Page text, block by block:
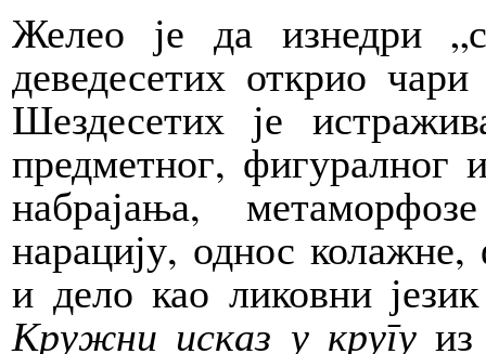
Желео је да изнедри
деведесетих открио
Шездесетих је
предметног, фигуралног
набрајања,
нарацију, однос
и дело као ликовни
Кружни исказ у кругуиз